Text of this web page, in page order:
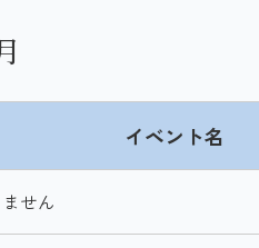
イベント名
せん